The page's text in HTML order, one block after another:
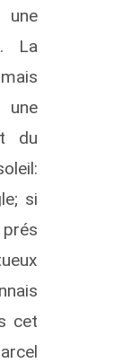
une
La
du
si
cet